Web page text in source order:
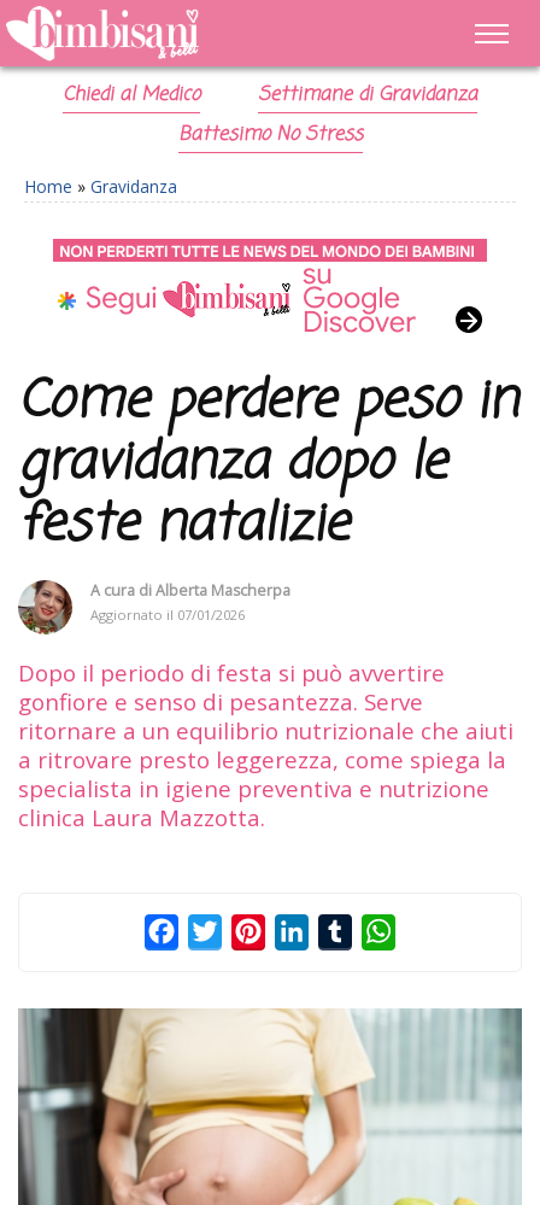
Chiedi al Medico
Settimane di Gravidanza
Battesimo No Stress
Home » Gravidanza
Come perdere peso in
gravidanza dopo le
feste natalizie
A cura diAlberta Mascherpa
Aggiornato il 07/01/2026
Dopo il periodo di festa si può avvertire
gonfiore e senso di pesantezza. Serve
ritornare a un equilibrio nutrizionale che aiuti
a ritrovare presto leggerezza, come spiega la
specialista in igiene preventiva e nutrizione
clinica Laura Mazzotta.
FacebookTwitterPinterestLinkedInTumblr